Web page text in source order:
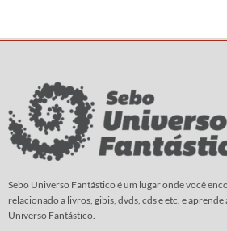
Sebo Universo Fantástico é um lugar onde você
relacionado a livros, gibis, dvds, cds e etc. e
Universo Fantástico.